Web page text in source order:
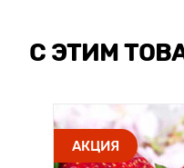
С ЭТИМ
АКЦИЯ